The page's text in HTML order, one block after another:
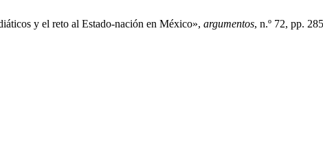
y el reto al Estado-nación en México», argumentos, n.º 72, pp.